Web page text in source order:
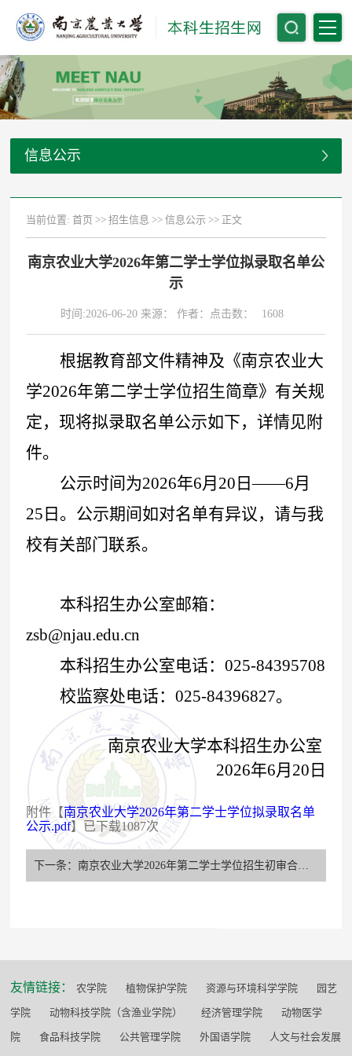
信息公示
当前位置:首页 >>招生信息 >>信息公示 >> 正文
南京农业大学2026年第二学士学位拟录取名单公
示
时间:2026-06-20 来源： 作者：点击数： 1608
根据教育部文件精神及《南京农业大
学2026年第二学士学位招生简章》有关规
定，现将拟录取名单公示如下，详情见附
件。
公示时间为2026年6月 20 日——6月
25 日。公示期间如对名单有异议，请与我
校有关部门联系。
本科招生办公室邮箱：
zsb@njau.edu.cn
本科招生办公室电话：025-84395708
校监察处电话：025-84396827。
南京农业大学本科招生办公室
2026年6月 20 日
附件【南京农业大学2026年第二学士学位拟录取名单
公示.pdf】已下载1087次
下一条：南京农业大学2026年第二学士学位招生初审合格名单公示
友情链接： 农学院 植物保护学院 资源与环境科学学院 园艺
学院 动物科技学院（含渔业学院） 经济管理学院 动物医学
院 食品科技学院 公共管理学院 外国语学院 人文与社会发展